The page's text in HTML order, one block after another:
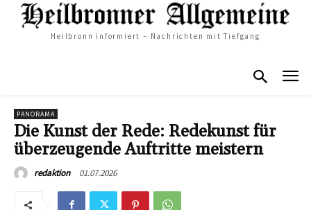
Heilbronn informiert – Nachrichten mit Tiefgang
PANORAMA
Die Kunst der Rede: Redekunst für
überzeugende Auftritte meistern
redaktion 01.07.2026